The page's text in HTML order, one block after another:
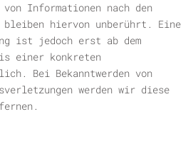
von Informationen nach den
bleiben hiervon unberührt. Eine
ist jedoch erst ab dem
einer konkreten
Bei Bekanntwerden von
werden wir diese